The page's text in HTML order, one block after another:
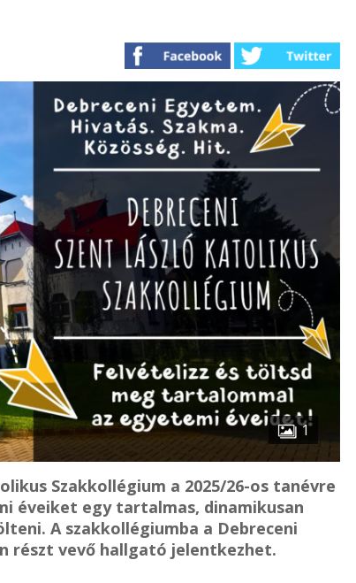
1
Szakkollégium a 2025/26-os tanévre
éveiket egy tartalmas, dinamikusan
A szakkollégiumba a Debreceni
részt vevő hallgató jelentkezhet.